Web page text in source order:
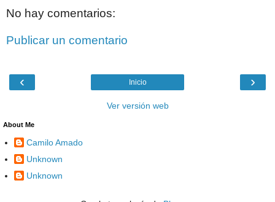
No hay comentarios:
Publicar un comentario
‹ ›
Inicio
Ver versión web
About Me
Camilo Amado
Unknown
Unknown